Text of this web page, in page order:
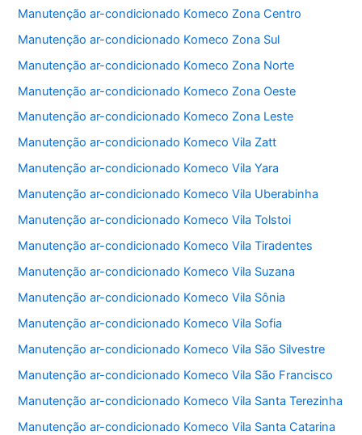
k
Manutenção ar-condicionado Komeco Zona Centro
Manutenção ar-condicionado Komeco Zona Sul
Manutenção ar-condicionado Komeco Zona Norte
Manutenção ar-condicionado Komeco Zona Oeste
Manutenção ar-condicionado Komeco Zona Leste
Manutenção ar-condicionado Komeco Vila Zatt
Manutenção ar-condicionado Komeco Vila Yara
Manutenção ar-condicionado Komeco Vila Uberabinha
Manutenção ar-condicionado Komeco Vila Tolstoi
Manutenção ar-condicionado Komeco Vila Tiradentes
Manutenção ar-condicionado Komeco Vila Suzana
Manutenção ar-condicionado Komeco Vila Sônia
Manutenção ar-condicionado Komeco Vila Sofia
Manutenção ar-condicionado Komeco Vila São Silvestre
Manutenção ar-condicionado Komeco Vila São Francisco
Manutenção ar-condicionado Komeco Vila Santa Terezinha
Manutenção ar-condicionado Komeco Vila Santa Catarina